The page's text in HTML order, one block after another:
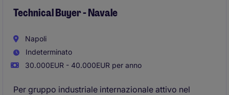
Technical Buyer - Navale
Napoli
Indeterminato
30.000EUR - 40.000EUR per anno
Per gruppo industriale internazionale attivo nel